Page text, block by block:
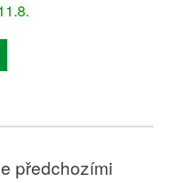
předchozími